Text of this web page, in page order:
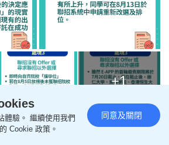
+1
日及13日改選期
體驗。 繼續使用我們
Cookie 政策。
同意及關閉